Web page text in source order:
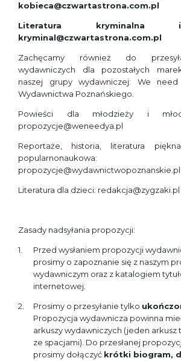
kobieca@czwartastrona.com.pl
Literatura
kryminal@czwartastrona.com.pl
Zachęcamy również do
wydawniczych dla pozostałych
naszej grupy wydawniczej: We
Wydawnictwa Poznańskiego.
Powieści dla młodzieży i
propozycje@weneedya.pl
Reportaże, historia, literatura
popularnonaukowa:
propozycje@wydawnictwopoznanskie.pl
Literatura dla dzieci: redakcja@zygzaki.pl
Zasady nadsyłania propozycji:
Przed wysłaniem propozycji
prosimy o zapoznanie się z naszym
wydawniczym oraz z katalogiem
internetowej.
Prosimy o przesyłanie tylko
Propozycja wydawnicza powinna
arkuszy wydawniczych (jeden
ze spacjami). Do przesłanej
prosimy dołączyć krótki biogram,